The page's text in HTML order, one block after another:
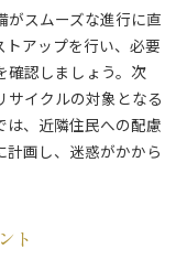
の注意点
頼の流れ
まとめ
事項とは
の基本
と手続き
処分方法
がスムーズな進行に直
アップを行い、必要
確認しましょう。次
サイクルの対象となる
は、近隣住民への配慮
画し、迷惑がかから
ト